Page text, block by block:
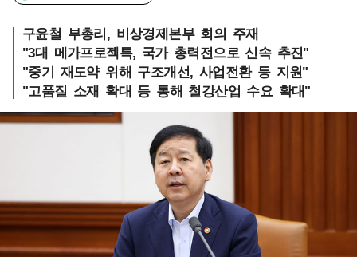
구윤철 부총리, 비상경제본부 회의 주재
"3대 메가프로젝특, 국가 총력전으로 신속 추진"
"중기 재도약 위해 구조개선, 사업전환 등 지원"
"고품질 소재 확대 등 통해 철강산업 수요 확대"